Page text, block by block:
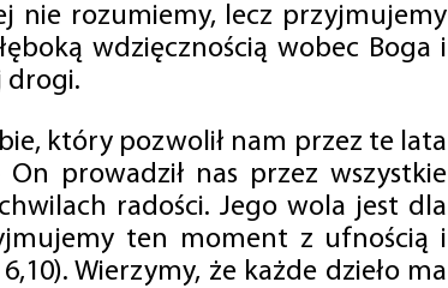
nie rozumiemy, lecz przyjmujemy
wdzięcznością wobec Boga i
drogi.
który pozwolił nam przez te lata
On prowadził nas przez wszystkie
radości. Jego wola jest dla
ten moment z ufnością i
Wierzymy, że każde dzieło ma